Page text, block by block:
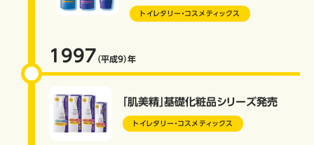
トイレタリー・コスメティックス
1997 （平成9）年
「肌美精」基礎化粧品シリーズ発売
トイレタリー・コスメティックス